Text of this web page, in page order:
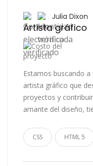
Julia Dixon
Artista gráfico
Estamos buscando
artista gráfico que
proyectos y
amante del diseño,
CSS HTML 5